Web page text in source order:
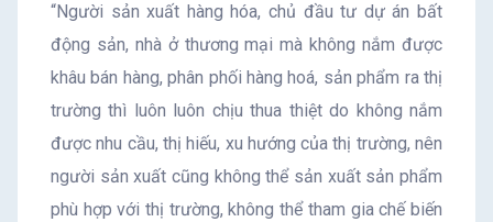
“Người sản xuất hàng hóa, chủ đầu tư dự án bất
động sản, nhà ở thương mại mà không nắm được
khâu bán hàng, phân phối hàng hoá, sản phẩm ra thị
trường thì luôn luôn chịu thua thiệt do không nắm
được nhu cầu, thị hiếu, xu hướng của thị trường, nên
người sản xuất cũng không thể sản xuất sản phẩm
phù hợp với thị trường, không thể tham gia chế biến